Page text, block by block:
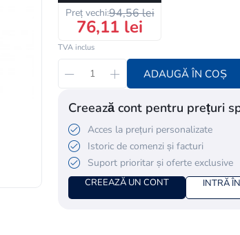
Preț vechi:94,56 lei
76,11 lei
TVA inclus
ADAUGĂ ÎN COȘ
Creează cont pentru prețuri
Acces la prețuri personalizate
Istoric de comenzi și facturi
Suport prioritar și oferte exclusive
CREEAZĂ UN CONT INTRĂ